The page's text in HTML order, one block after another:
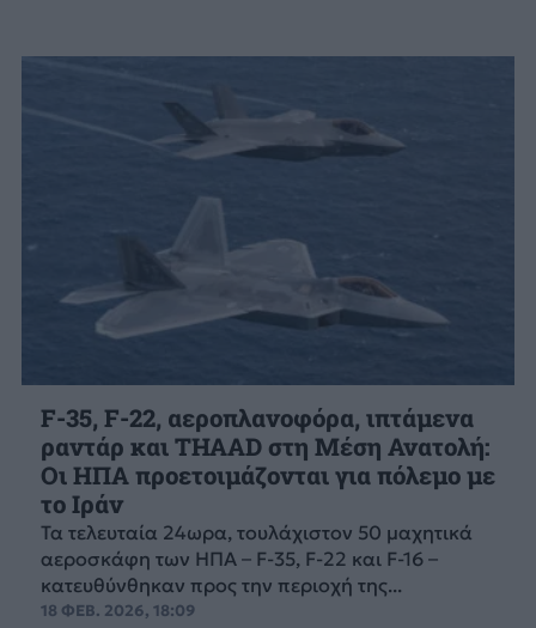
F-35, F-22, αεροπλανοφόρα, ιπτάμενα
ραντάρ και THAAD στη Μέση Ανατολή:
Οι ΗΠΑ προετοιμάζονται για πόλεμο με
το Ιράν
Τα τελευταία 24ωρα, τουλάχιστον 50 μαχητικά
αεροσκάφη των ΗΠΑ – F-35, F-22 και F-16 –
κατευθύνθηκαν προς την περιοχή της...
18 ΦΕΒ. 2026, 18:09